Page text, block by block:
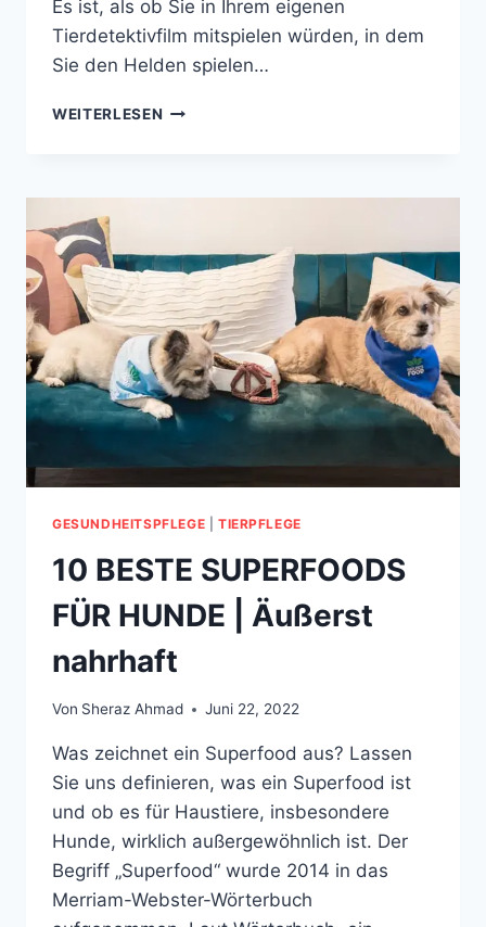
Es ist, als ob Sie in Ihrem eigenen
Tierdetektivfilm mitspielen würden, in dem
Sie den Helden spielen…
WEITERLESEN DIE
NTERSUCHUNGEN F
AUSTIER
GESUNDHEITSPFLEGE TIERPFLEGE
10 BESTE SUPERFOODS
FÜR HUNDE | Äußerst
nahrhaft
Von Sheraz Ahmad Juni 22, 2022
Was zeichnet ein Superfood aus? Lassen
Sie uns definieren, was ein Superfood ist
und ob es für Haustiere, insbesondere
Hunde, wirklich außergewöhnlich ist. Der
Begriff „Superfood“ wurde 2014 in das
Merriam-Webster-Wörterbuch